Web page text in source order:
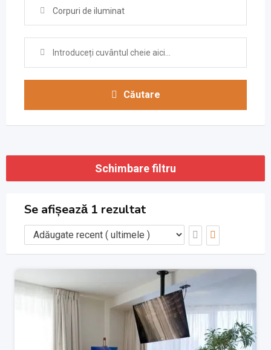
Corpuri de iluminat
Căutare
Schimbare filtru
Se afișează 1 rezultat